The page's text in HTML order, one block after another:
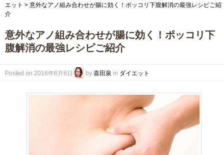
エット > 意外なアノ組み合わせが腸に効く！ポッコリ下腹解消の最強レシピご紹
介
意外なアノ組み合わせが腸に効く！ポッコリ下
腹解消の最強レシピご紹介
Posted on 2016年6月6日 by 喜田泉 in ダイエット